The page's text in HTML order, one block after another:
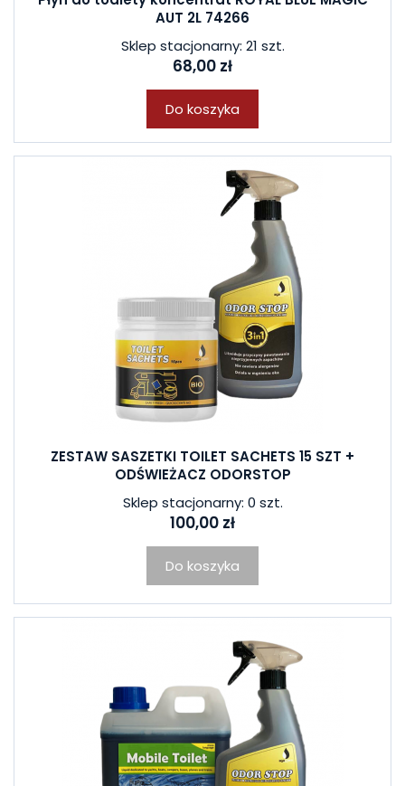
AUT 2L 74266
Sklep stacjonarny: 21 szt.
68,00 zł
Do koszyka
ZESTAW SASZETKI TOILET SACHETS 15 SZT +
ODŚWIEŻACZ ODORSTOP
Sklep stacjonarny: 0 szt.
100,00 zł
Do koszyka